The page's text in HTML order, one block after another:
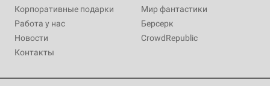
Корпоративные подарки
Работа у нас
Новости
Контакты
Мир фантастики
Берсерк
CrowdRepublic